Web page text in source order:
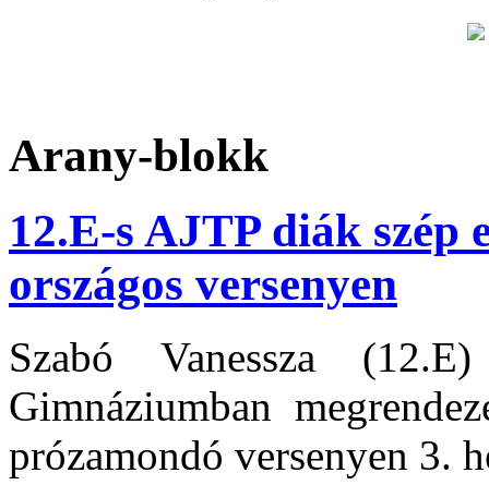
Arany-blokk
12.E-s AJTP diák szép
országos versenyen
Szabó Vanessza
Gimnáziumban
prózamondó versenyen 3.